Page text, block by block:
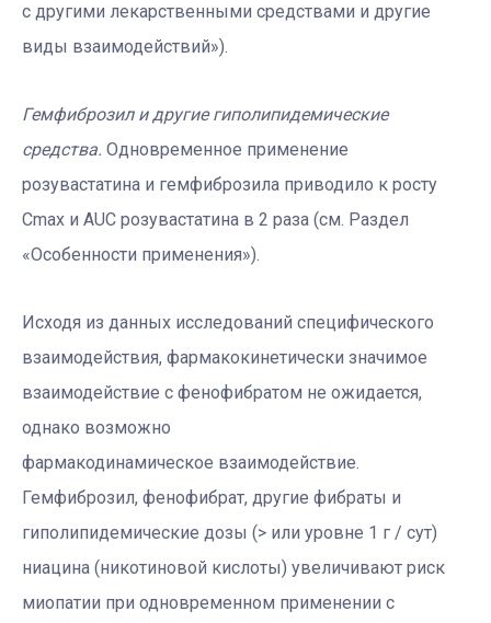
с другими лекарственными средствами и другие
виды взаимодействий»).
Гемфиброзил и другие гиполипидемические
средства. Одновременное применение
розувастатина и гемфиброзила приводило к росту
Cmax и AUC розувастатина в 2 раза (см. Раздел
«Особенности применения»).
Исходя из данных исследований специфического
взаимодействия, фармакокинетически значимое
взаимодействие с фенофибратом не ожидается,
однако возможно
фармакодинамическое взаимодействие.
Гемфиброзил, фенофибрат, другие фибраты и
гиполипидемические дозы (> или уровне 1 г / сут)
ниацина (никотиновой кислоты) увеличивают риск
миопатии при одновременном применении с